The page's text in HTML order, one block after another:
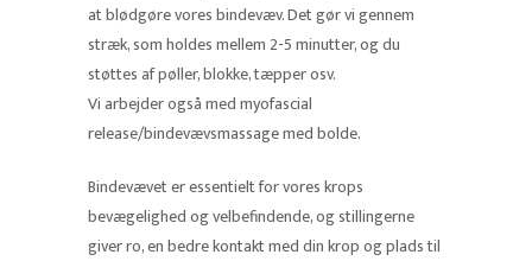
at blødgøre vores bindevæv. Det gør vi gennem
stræk, som holdes mellem 2-5 minutter, og du
støttes af pøller, blokke, tæpper osv.
Vi arbejder også med myofascial
release/bindevævsmassage med bolde.
Bindevævet er essentielt for vores krops
bevægelighed og velbefindende, og stillingerne
giver ro, en bedre kontakt med din krop og plads til